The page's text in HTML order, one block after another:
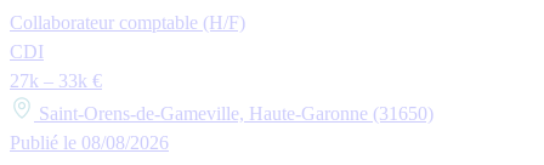
Collaborateur comptable (H/F)
CDI
27k – 33k €
Saint-Orens-de-Gameville, Haute-Garonne (31650)
Publié le 08/08/2026